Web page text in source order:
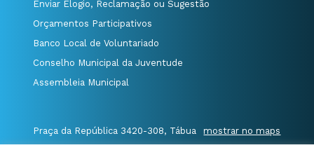
Enviar Elogio, Reclamação ou Sugestão
Orçamentos Participativos
Banco Local de Voluntariado
Conselho Municipal da Juventude
Assembleia Municipal
Praça da República 3420-308, Tábua mostrar no maps